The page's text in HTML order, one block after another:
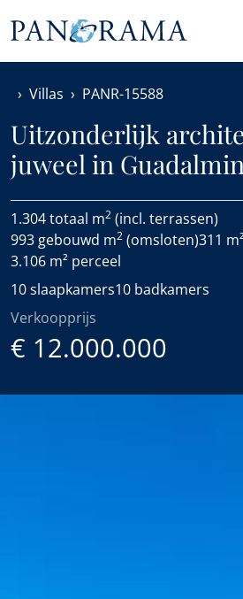
Villas PANR-15588
Uitzonderlijk
juweel in
1.304 totaal m2 (incl. terrassen)
993 gebouwd m2 (omsloten)311
3.106 m² perceel
10 slaapkamers10 badkamers
Verkoopprijs
€ 12.000.000